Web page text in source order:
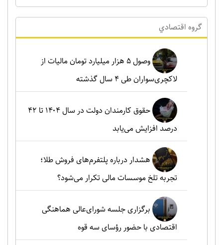
گروه اقتصادي
وصول ۵ هزار میلیارد تومان مالیات از
لاکچری‌سواران طی ۴ سال گذشته
حقوق کارمندان دولت در سال ۱۴۰۴ تا ۴۲
درصد افزایش می‌یابد
هشدار درباره پلتفرم‌های فروش طلا؛
تجربه تلخ موسسات مالی تکرار می‌شود؟
برگزاری جلسه شورای‌عالی هماهنگی
اقتصادی با حضور رؤسای سه قوه